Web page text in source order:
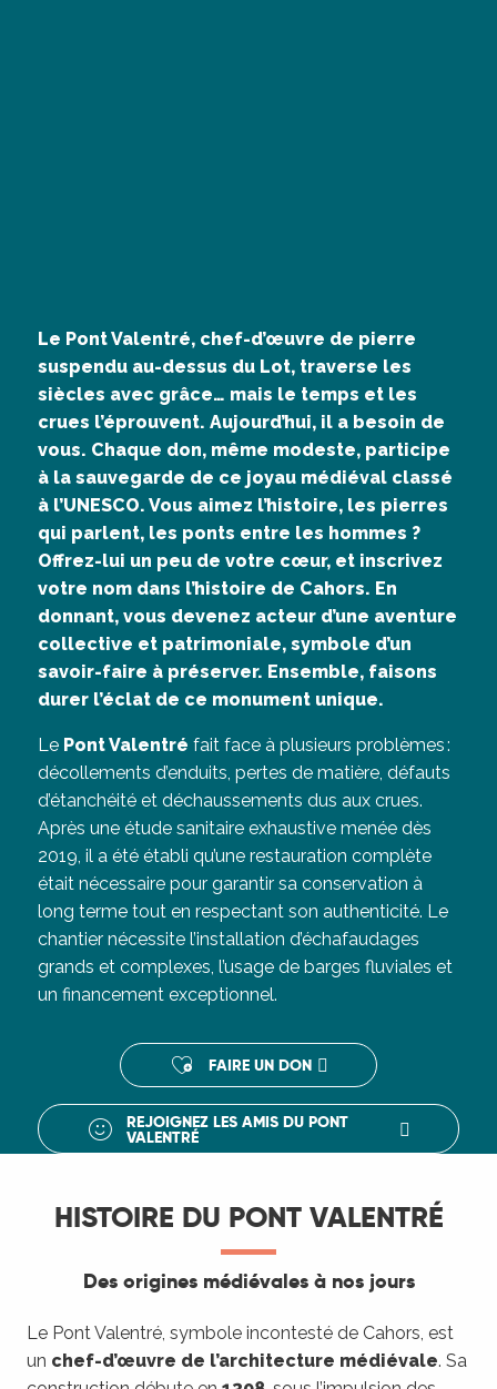
Le Pont Valentré, chef-d’œuvre de pierre
suspendu au-dessus du Lot, traverse les
siècles avec grâce… mais le temps et les
crues l’éprouvent. Aujourd’hui, il a besoin de
vous. Chaque don, même modeste, participe
à la sauvegarde de ce joyau médiéval classé
à l’UNESCO. Vous aimez l’histoire, les pierres
qui parlent, les ponts entre les hommes ?
Offrez-lui un peu de votre cœur, et inscrivez
votre nom dans l’histoire de Cahors. En
donnant, vous devenez acteur d’une aventure
collective et patrimoniale, symbole d’un
savoir-faire à préserver. Ensemble, faisons
durer l’éclat de ce monument unique.
Le Pont Valentré fait face à plusieurs problèmes :
décollements d’enduits, pertes de matière, défauts
d’étanchéité et déchaussements dus aux crues.
Après une étude sanitaire exhaustive menée dès
2019, il a été établi qu’une restauration complète
était nécessaire pour garantir sa conservation à
long terme tout en respectant son authenticité. Le
chantier nécessite l’installation d’échafaudages
grands et complexes, l’usage de barges fluviales et
un financement exceptionnel.
FAIRE UN DON
REJOIGNEZ LES AMIS DU PONT
VALENTRÉ
HISTOIRE DU PONT VALENTRÉ
Des origines médiévales à nos jours
Le Pont Valentré, symbole incontesté de Cahors, est
un chef-d’œuvre de l’architecture médiévale. Sa